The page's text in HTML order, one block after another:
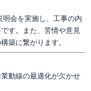
明会を実施し、工事の内
す。また、苦情や意見
築に繋がります。
動線の最適化が欠かせ